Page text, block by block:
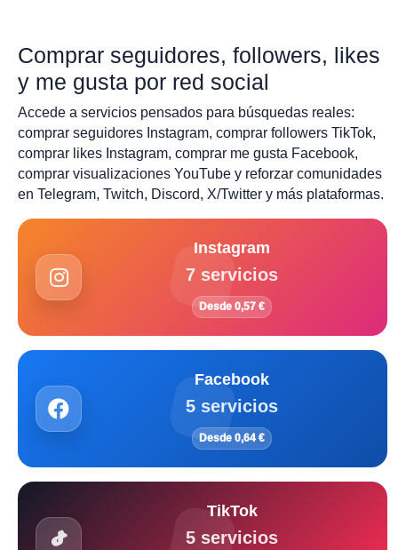
Comprar seguidores, followers, likes
y me gusta por red social
Accede a servicios pensados para búsquedas reales:
comprar seguidores Instagram, comprar followers TikTok,
comprar likes Instagram, comprar me gusta Facebook,
comprar visualizaciones YouTube y reforzar comunidades
en Telegram, Twitch, Discord, X/Twitter y más plataformas.
Instagram
7 servicios
Desde 0,57 €
Facebook
5 servicios
Desde 0,64 €
TikTok
5 servicios